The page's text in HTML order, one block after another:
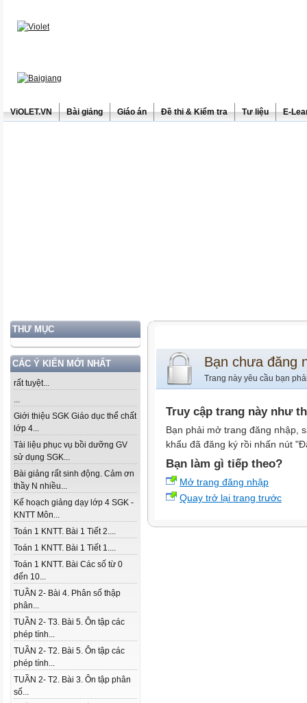
ViOLET.VN Bài giảng Giáo án Đề thi & Kiểm tra Tư liệu E-
THƯ MỤC
CÁC Ý KIẾN MỚI NHẤT
rất tuyệt...
...
Giới thiệu SGK Giáo dục thể chất
lớp 4...
Tài liệu phục vụ bồi dưỡng GV
sử dụng SGK...
Bài giảng rất sinh động. Cảm ơn
thầy N nhiều...
Kế hoạch giảng dạy lớp 4 SGK -
KNTT Môn...
Toán 1 KNTT. Bài 1 Tiết 2....
Toán 1 KNTT. Bài 1 Tiết 1....
Toán 1 KNTT. Bài Các số từ 0
đến 10...
TUẦN 2- Bài 4. Phân số thập
phân...
TUẦN 2- T3. Bài 5. Ôn tập các
phép tính...
TUẦN 2- T2. Bài 5. Ôn tập các
phép tính...
TUẦN 2- T2. Bài 3. Ôn tập phân
số...
Bạn chưa đăng
Trang này yêu cầu bạn
Truy cập trang này như
Bạn phải mở trang đăng nhập,
khẩu đã đăng ký rồi nhấn nút
Bạn làm gì tiếp theo?
Mở trang đăng nhập
Quay trở lại trang trước